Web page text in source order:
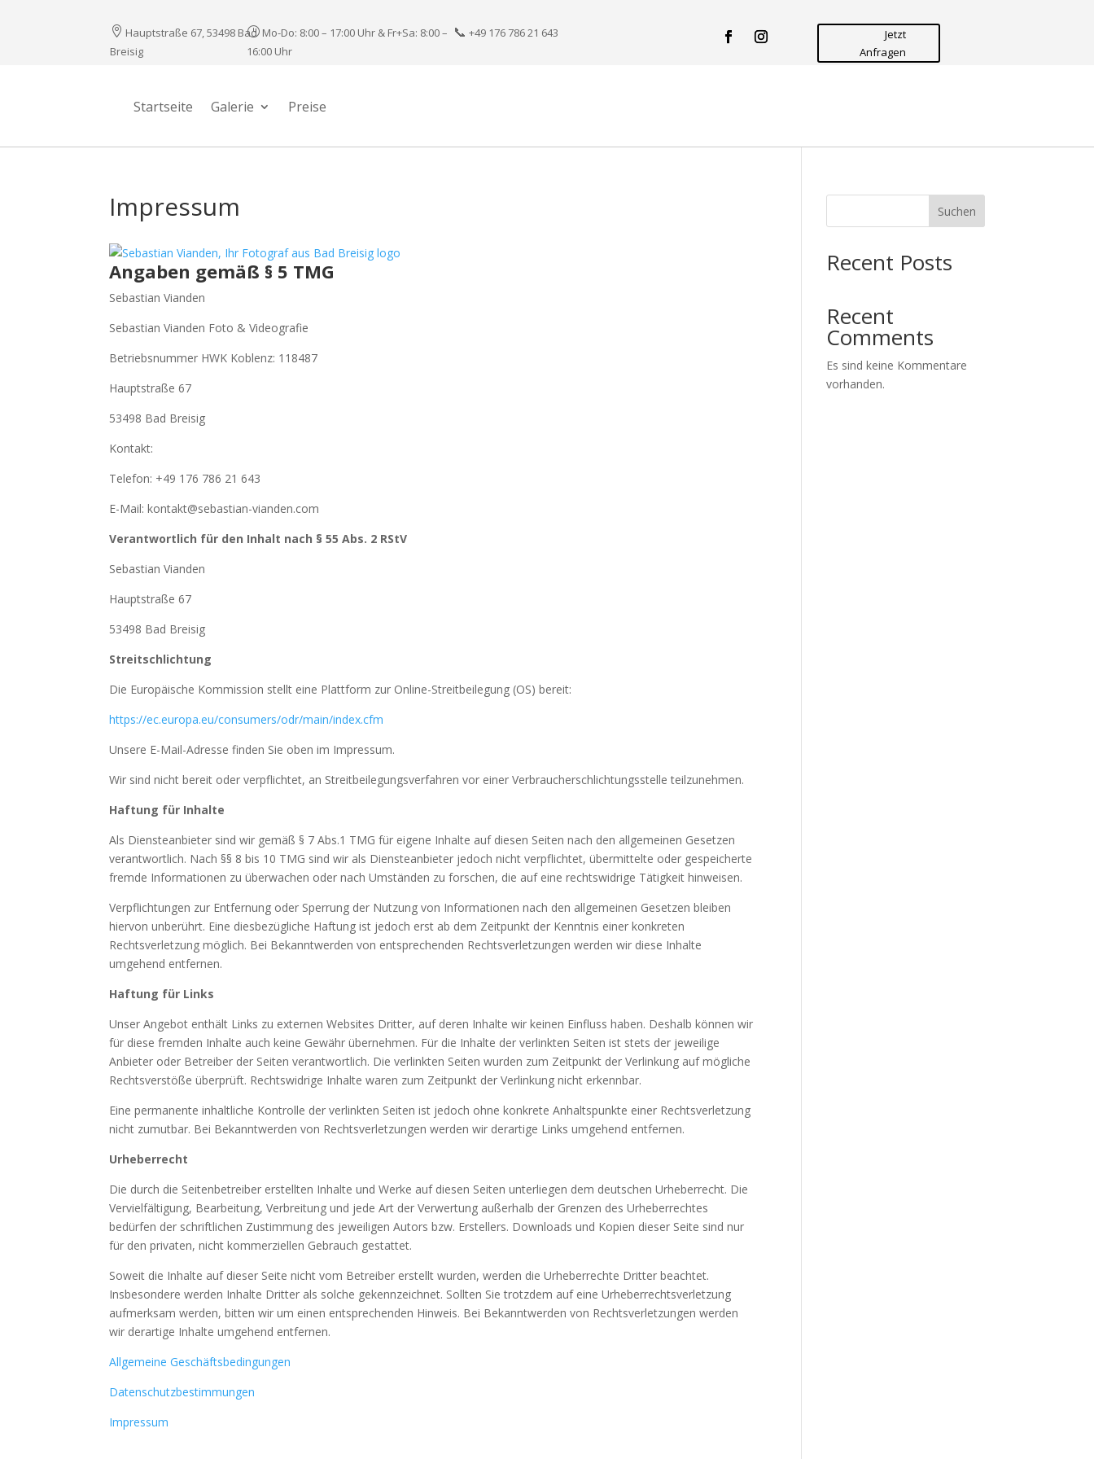
 Hauptstraße 67, 53498 Bad
Breisig
} Mo-Do: 8:00 – 17:00 Uhr & Fr+Sa: 8:00 –
16:00 Uhr
📞 +49 176 786 21 643
Jetzt
Anfragen
Startseite Galerie Preise
Impressum
Angaben gemäß § 5 TMG
Sebastian Vianden
Sebastian Vianden Foto & Videografie
Betriebsnummer HWK Koblenz: 118487
Hauptstraße 67
53498 Bad Breisig
Kontakt:
Telefon: +49 176 786 21 643
E-Mail: kontakt@sebastian-vianden.com
Verantwortlich für den Inhalt nach § 55 Abs. 2 RStV
Sebastian Vianden
Hauptstraße 67
53498 Bad Breisig
Streitschlichtung
Die Europäische Kommission stellt eine Plattform zur Online-Streitbeilegung (OS) bereit:
https://ec.europa.eu/consumers/odr/main/index.cfm
Unsere E-Mail-Adresse finden Sie oben im Impressum.
Wir sind nicht bereit oder verpflichtet, an Streitbeilegungsverfahren vor einer Verbraucherschlichtungsstelle teilzunehmen.
Haftung für Inhalte
Als Diensteanbieter sind wir gemäß § 7 Abs.1 TMG für eigene Inhalte auf diesen Seiten nach den allgemeinen Gesetzen
verantwortlich. Nach §§ 8 bis 10 TMG sind wir als Diensteanbieter jedoch nicht verpflichtet, übermittelte oder gespeicherte
fremde Informationen zu überwachen oder nach Umständen zu forschen, die auf eine rechtswidrige Tätigkeit hinweisen.
Verpflichtungen zur Entfernung oder Sperrung der Nutzung von Informationen nach den allgemeinen Gesetzen bleiben
hiervon unberührt. Eine diesbezügliche Haftung ist jedoch erst ab dem Zeitpunkt der Kenntnis einer konkreten
Rechtsverletzung möglich. Bei Bekanntwerden von entsprechenden Rechtsverletzungen werden wir diese Inhalte
umgehend entfernen.
Haftung für Links
Unser Angebot enthält Links zu externen Websites Dritter, auf deren Inhalte wir keinen Einfluss haben. Deshalb können wir
für diese fremden Inhalte auch keine Gewähr übernehmen. Für die Inhalte der verlinkten Seiten ist stets der jeweilige
Anbieter oder Betreiber der Seiten verantwortlich. Die verlinkten Seiten wurden zum Zeitpunkt der Verlinkung auf mögliche
Rechtsverstöße überprüft. Rechtswidrige Inhalte waren zum Zeitpunkt der Verlinkung nicht erkennbar.
Eine permanente inhaltliche Kontrolle der verlinkten Seiten ist jedoch ohne konkrete Anhaltspunkte einer Rechtsverletzung
nicht zumutbar. Bei Bekanntwerden von Rechtsverletzungen werden wir derartige Links umgehend entfernen.
Urheberrecht
Die durch die Seitenbetreiber erstellten Inhalte und Werke auf diesen Seiten unterliegen dem deutschen Urheberrecht. Die
Vervielfältigung, Bearbeitung, Verbreitung und jede Art der Verwertung außerhalb der Grenzen des Urheberrechtes
bedürfen der schriftlichen Zustimmung des jeweiligen Autors bzw. Erstellers. Downloads und Kopien dieser Seite sind nur
für den privaten, nicht kommerziellen Gebrauch gestattet.
Soweit die Inhalte auf dieser Seite nicht vom Betreiber erstellt wurden, werden die Urheberrechte Dritter beachtet.
Insbesondere werden Inhalte Dritter als solche gekennzeichnet. Sollten Sie trotzdem auf eine Urheberrechtsverletzung
aufmerksam werden, bitten wir um einen entsprechenden Hinweis. Bei Bekanntwerden von Rechtsverletzungen werden
wir derartige Inhalte umgehend entfernen.
Allgemeine Geschäftsbedingungen
Datenschutzbestimmungen
Impressum
Suchen
Recent Posts
Recent
Comments
Es sind keine Kommentare
vorhanden.